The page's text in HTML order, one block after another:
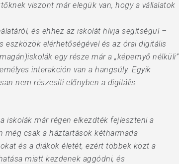
viszont már elegük van, hogy a vállalatok
és ehhez az iskolát hívja segítségül –
elérhetőségével és az órai digitális
egy része már a „képernyő nélküli”
interakción van a hangsúly. Egyik
nem részesíti előnyben a digitális
iskolák már régen elkezdték fejleszteni a
még csak a háztartások kétharmada
és a diákok életét, ezért többek közt a
miatt kezdenek aggódni, és